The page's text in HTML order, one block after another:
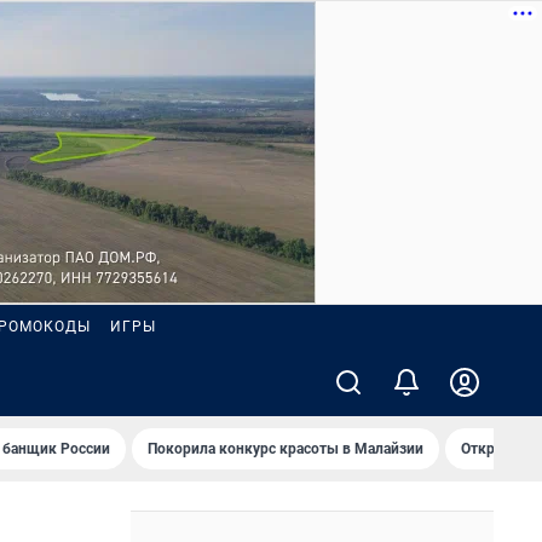
ИГРЫ
России Покорила конкурс красоты в Малайзии Открыл